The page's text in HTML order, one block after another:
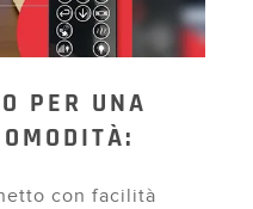
PER UNA
con facilità